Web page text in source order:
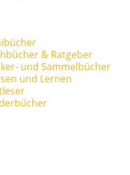
& Ratgeber
und Sammelbücher
und Lernen